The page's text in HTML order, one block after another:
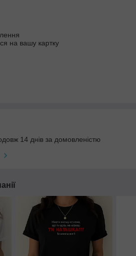
на вашу картку
14 днів за домовленістю